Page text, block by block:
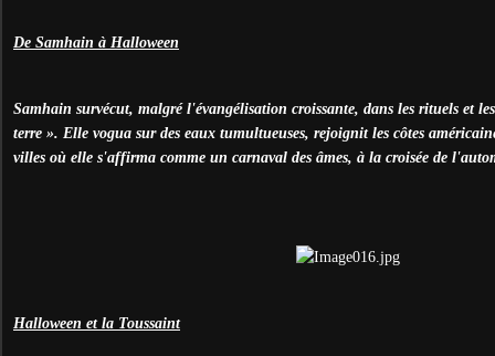
De Samhain à Halloween
Samhain survécut, malgré l'évangélisation croissante, dans les rituels et
terre ». Elle vogua sur des eaux tumultueuses, rejoignit les côtes
villes où elle s'affirma comme un carnaval des âmes, à la croisée de
Halloween et la Toussaint